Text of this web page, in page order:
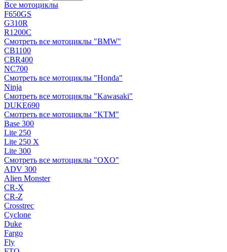
Все мотоциклы
F650GS
G310R
R1200C
Смотреть все мотоциклы "BMW"
CB1100
CBR400
NC700
Смотреть все мотоциклы "Honda"
Ninja
Смотреть все мотоциклы "Kawasaki"
DUKE690
Смотреть все мотоциклы "KTM"
Base 300
Lite 250
Lite 250 X
Lite 300
Смотреть все мотоциклы "OXO"
ADV 300
Alien Monster
CR-X
CR-Z
Crosstrec
Cyclone
Duke
Fargo
Fly